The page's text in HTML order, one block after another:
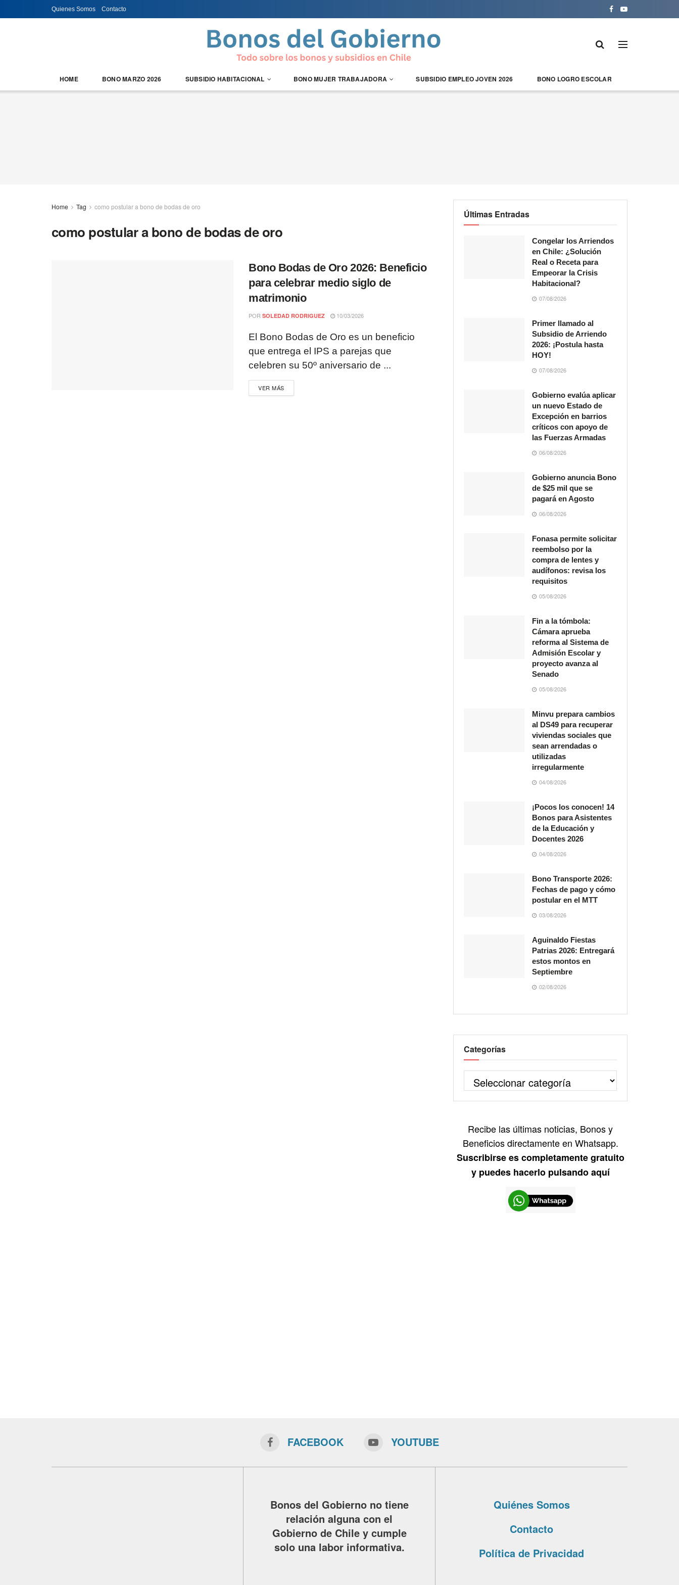
Quienes Somos Contacto
HOME BONO MARZO 2026 SUBSIDIO HABITACIONAL BONO MUJER TRABAJADORA SUBSIDIO EMPLEO JOVEN 2026 BONO LOGRO ESCOLAR
Home Tag como postular a bono de bodas de oro
como postular a bono de bodas de oro
Bono Bodas de Oro 2026: Beneficio
para celebrar medio siglo de
matrimonio
POR SOLEDAD RODRIGUEZ 10/03/2026
El Bono Bodas de Oro es un beneficio
que entrega el IPS a parejas que
celebren su 50º aniversario de ...
VER MÁS
Últimas Entradas
Congelar los Arriendos
en Chile: ¿Solución
Real o Receta para
Empeorar la Crisis
Habitacional?
07/08/2026
Primer llamado al
Subsidio de Arriendo
2026: ¡Postula hasta
HOY!
07/08/2026
Gobierno evalúa aplicar
un nuevo Estado de
Excepción en barrios
críticos con apoyo de
las Fuerzas Armadas
06/08/2026
Gobierno anuncia Bono
de $25 mil que se
pagará en Agosto
06/08/2026
Fonasa permite solicitar
reembolso por la
compra de lentes y
audífonos: revisa los
requisitos
05/08/2026
Fin a la tómbola:
Cámara aprueba
reforma al Sistema de
Admisión Escolar y
proyecto avanza al
Senado
05/08/2026
Minvu prepara cambios
al DS49 para recuperar
viviendas sociales que
sean arrendadas o
utilizadas
irregularmente
04/08/2026
¡Pocos los conocen! 14
Bonos para Asistentes
de la Educación y
Docentes 2026
04/08/2026
Bono Transporte 2026:
Fechas de pago y cómo
postular en el MTT
03/08/2026
Aguinaldo Fiestas
Patrias 2026: Entregará
estos montos en
Septiembre
02/08/2026
Categorías
Recibe las últimas noticias, Bonos y
Beneficios directamente en Whatsapp.
Suscribirse es completamente gratuito
y puedes hacerlo pulsando aquí
FACEBOOK YOUTUBE
Bonos del Gobierno no tiene
relación alguna con el
Gobierno de Chile y cumple
solo una labor informativa.
Quiénes Somos
Contacto
Política de Privacidad